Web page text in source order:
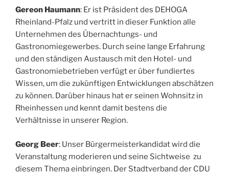
Gereon Haumann: Er ist Präsident des DEHOGA
Rheinland-Pfalz und vertritt in dieser Funktion alle
Unternehmen des Übernachtungs- und
Gastronomiegewerbes. Durch seine lange Erfahrung
und den ständigen Austausch mit den Hotel- und
Gastronomiebetrieben verfügt er über fundiertes
Wissen, um die zukünftigen Entwicklungen abschätzen
zu können. Darüber hinaus hat er seinen Wohnsitz in
Rheinhessen und kennt damit bestens die
Verhältnisse in unserer Region.
Georg Beer: Unser Bürgermeisterkandidat wird die
Veranstaltung moderieren und seine Sichtweise zu
diesem Thema einbringen. Der Stadtverband der CDU